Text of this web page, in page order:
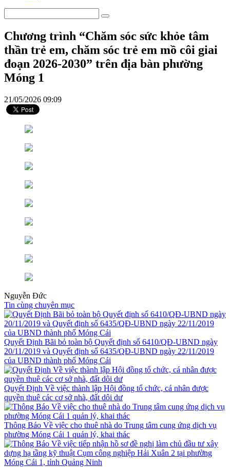
Chương trình “Chăm sóc sức khỏe tâm
thần trẻ em, chăm sóc trẻ em mồ côi giai
đoạn 2026-2030” trên địa bàn phường
Móng 1
21/05/2026 09:09
Nguyễn Đức
Tin cùng chuyên mục
Quyết Định Bãi bỏ toàn bộ Quyết định số 6410/QĐ-UBND ngày
20/11/2019 và Quyết định số 6435/QĐ-UBND ngày 22/11/2019
của UBND thành phố Móng Cái
Quyết Định Về việc thành lập Hội đồng tổ chức, cá nhân được
quyền thuê các cơ sở nhà, đất dôi dư
Thông Báo Về việc cho thuê nhà do Trung tâm cung ứng dịch vụ
phường Móng Cái 1 quản lý, khai thác